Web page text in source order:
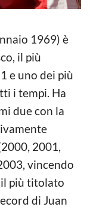
1969) è
il più
e uno dei più
i tempi. Ha
due con la
2001,
vincendo
il più titolato
di Juan